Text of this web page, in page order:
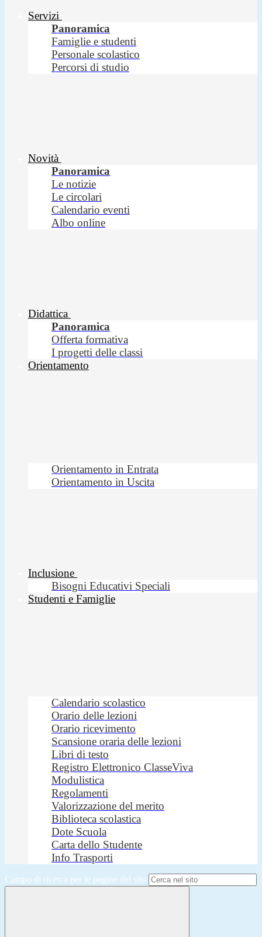
Servizi
Panoramica
Famiglie e studenti
Personale scolastico
Percorsi di studio
Novità
Panoramica
Le notizie
Le circolari
Calendario eventi
Albo online
Didattica
Panoramica
Offerta formativa
I progetti delle classi
Orientamento
Orientamento in Entrata
Orientamento in Uscita
Inclusione
Bisogni Educativi Speciali
Studenti e Famiglie
Calendario scolastico
Orario delle lezioni
Orario ricevimento
Scansione oraria delle lezioni
Libri di testo
Registro Elettronico ClasseViva
Modulistica
Regolamenti
Valorizzazione del merito
Biblioteca scolastica
Dote Scuola
Carta dello Studente
Info Trasporti
Campo di ricerca per le pagine del sito